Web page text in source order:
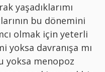
yaşadıklarımı
bu dönemini
olmak için yeterli
yoksa davranışa mı
yoksa menopoz